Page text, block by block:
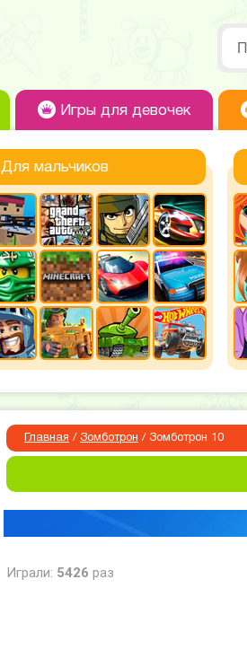
Игры для девочек
Для мальчиков
Главная / Зомботрон / Зомботрон 10
Играли: 5426 раз